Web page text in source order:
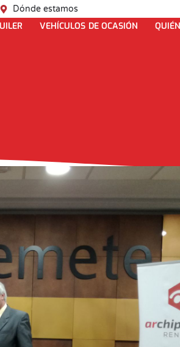
Dónde estamos
VEHÍCULOS DE OCASIÓN
Elena Casas abril 9, 2018